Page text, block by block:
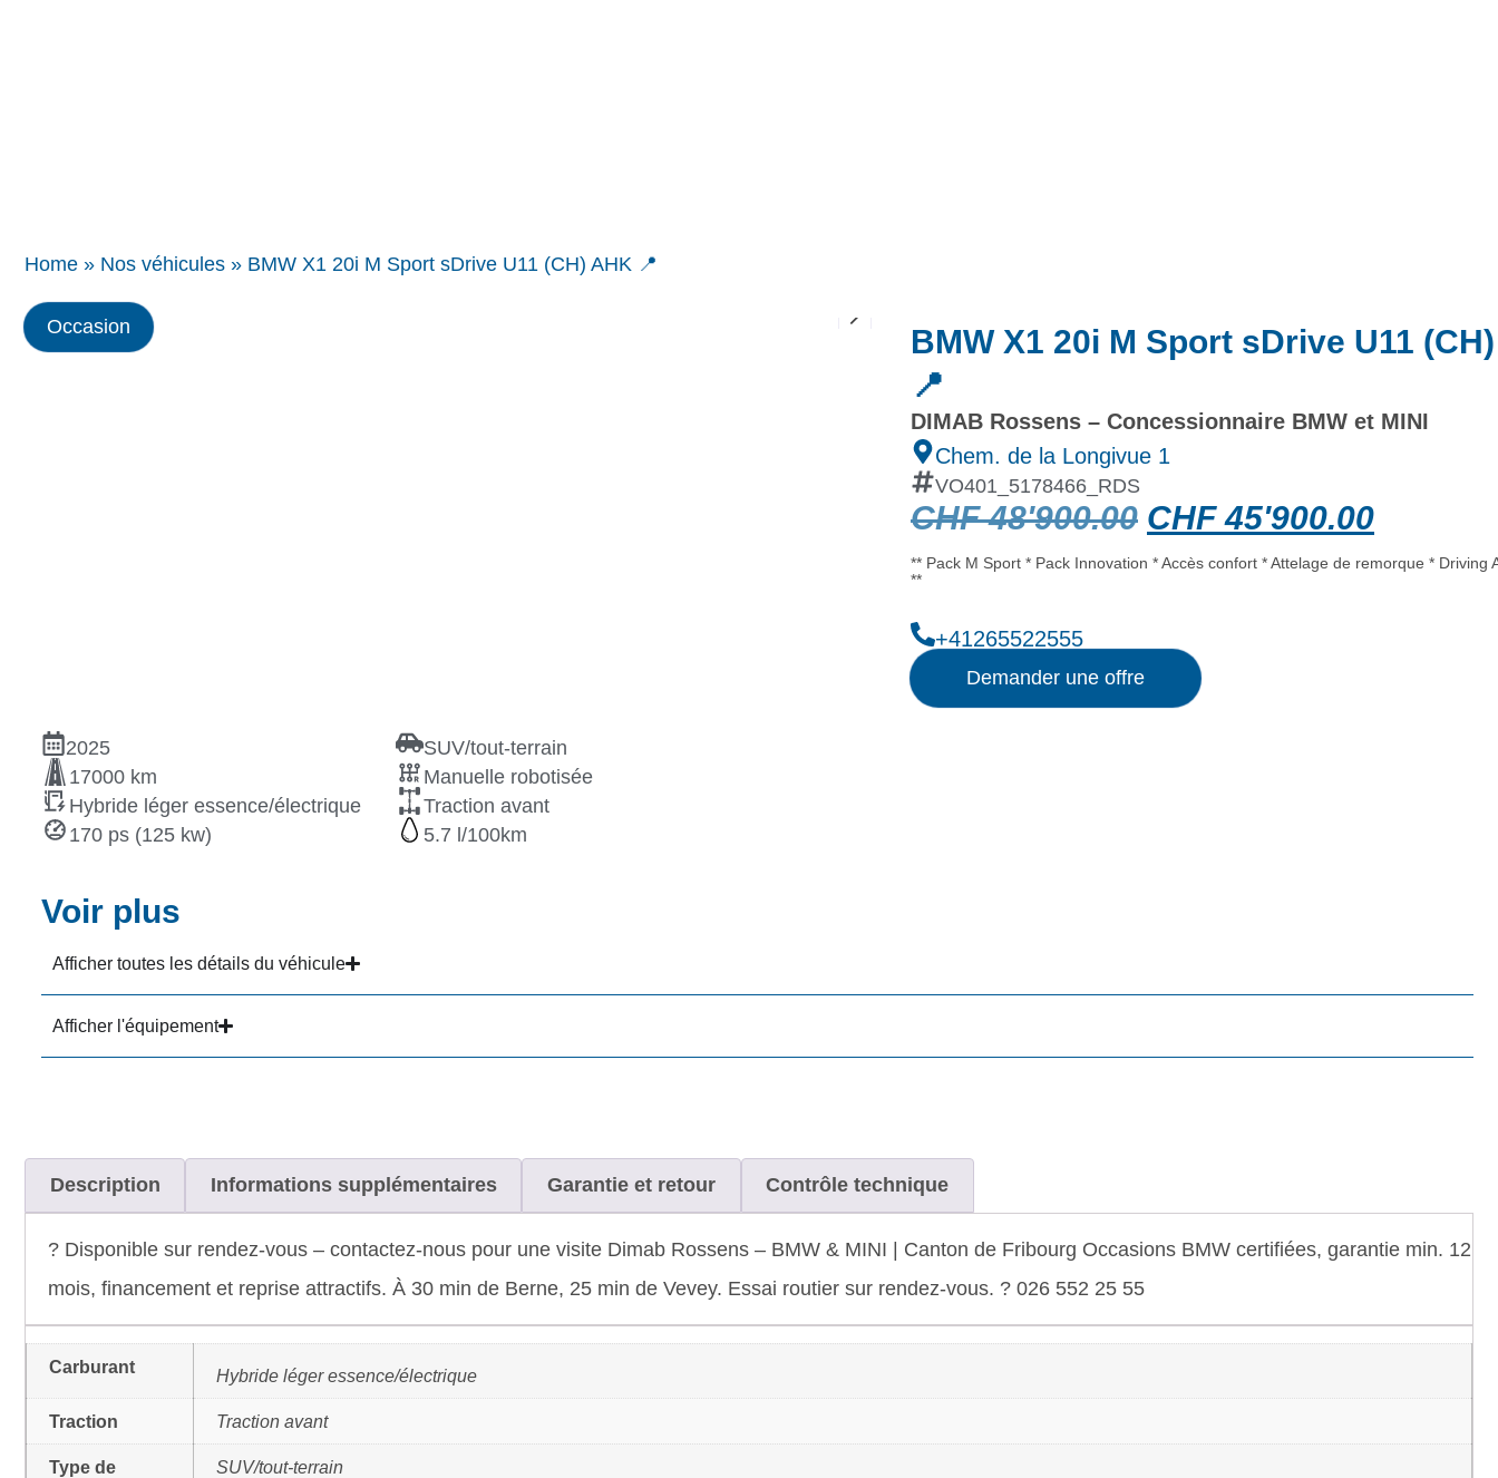
Home » Nos véhicules » BMW X1 20i M Sport sDrive U11 (CH) AHK 📍
Occasion
BMW X1 20i M Sport sDrive U11
📍
DIMAB Rossens – Concessionnaire BMW et MINI
Chem. de la Longivue 1
VO401_5178466_RDS
CHF48'900.00 CHF45'900.00
** Pack M Sport * Pack Innovation * Accès confort * Attelage de remorque * Driving
**
+41265522555
Demander une offre
2025
SUV/tout-terrain
17000 km
Manuelle robotisée
Hybride léger essence/électrique
Traction avant
170 ps (125 kw)
5.7
Voir plus
Afficher toutes les détails du véhicule
Afficher l'équipement
Description Informations supplémentaires Garantie et retour Contrôle technique
? Disponible sur rendez-vous – contactez-nous pour une visite Dimab Rossens – BMW & MINI | Canton de Fribourg Occasions BMW certifiées, garantie min. 12
mois, financement et reprise attractifs. À 30 min de Berne, 25 min de Vevey. Essai routier sur rendez-vous. ? 026 552 25 55
Carburant Hybride léger essence/électrique
Traction Traction avant
Type de
SUV/tout-terrain